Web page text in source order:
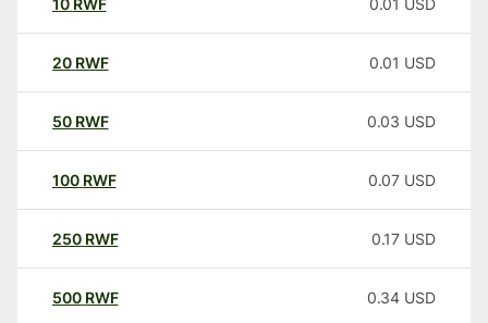
10 RWF 0.01 USD
20 RWF 0.01 USD
50 RWF 0.03 USD
100 RWF 0.07 USD
250 RWF 0.17 USD
500 RWF 0.34 USD